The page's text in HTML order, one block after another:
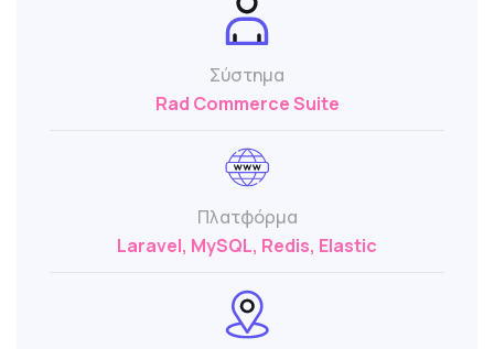
Σύστημα
Rad Commerce Suite
Πλατφόρμα
Laravel, MySQL, Redis, Elastic